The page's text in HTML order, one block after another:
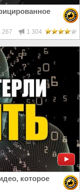
267 1 304
которое